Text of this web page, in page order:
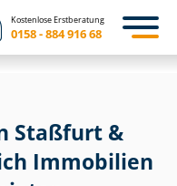
Kostenlose Erstberatung
0158 - 884 916 68
Staßfurt &
Immobilien